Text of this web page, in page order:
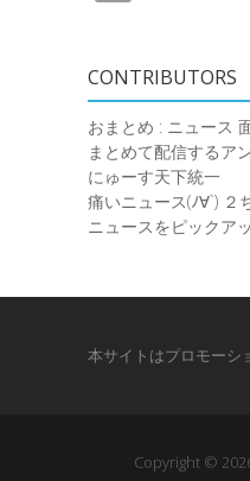
CONTRIBUTORS
おまとめ : ニュース
まとめて配信するア
にゅーす天下統一
痛いニュース(ﾉ∀`) ２
ニュースをピックア
本サイトはプロモーシ
Copyright ©